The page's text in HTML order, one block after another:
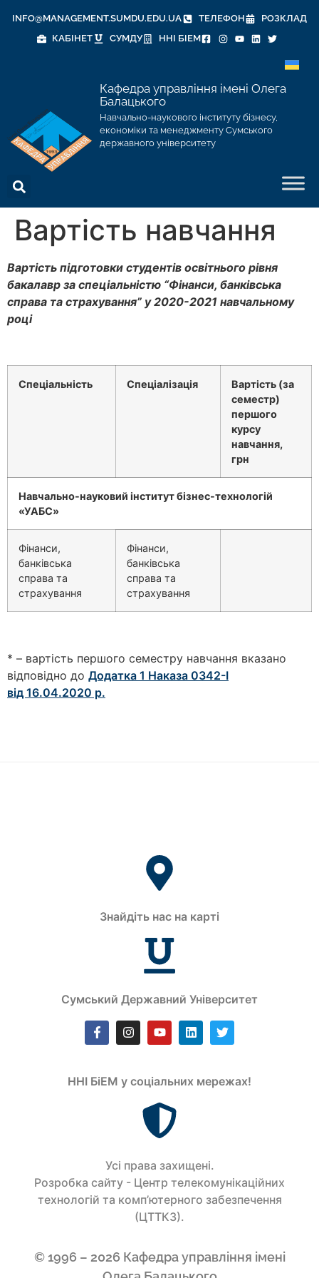
INFO@MANAGEMENT.SUMDU.EDU.UA ТЕЛЕФОН
РОЗКЛАД
КАБІНЕТ
СУМДУ ННІ БІЕМ
Кафедра управління імені Олега
Балацького
Навчально-наукового інституту бізнесу,
економіки та менеджменту Сумського
державного університету
Вартість навчання
Вартість підготовки студентів освітнього рівня
бакалавр за спеціальністю “Фінанси, банківська
справа та страхування” у 2020-2021 навчальному
році
Спеціальність Спеціалізація
Вартість (за
семестр)
першого
курсу
навчання,
грн
Навчально-науковий інститут бізнес-технологій
«УАБС»
Фінанси,
банківська
справа та
страхування
Фінанси,
банківська
справа та
страхування
* – вартість першого семестру навчання вказано
відповідно до Додатка 1 Наказа 0342-I
від 16.04.2020 р.
Знайдіть нас на карті
Сумський Державний Університет
ННІ БіЕМ у соціальних мережах!
Усi права захищенi.
Розробка сайту - Центр телекомунікаційних
технологій та комп’ютерного забезпечення
(ЦТТКЗ).
© 1996 – 2026 Кафедра управління імені